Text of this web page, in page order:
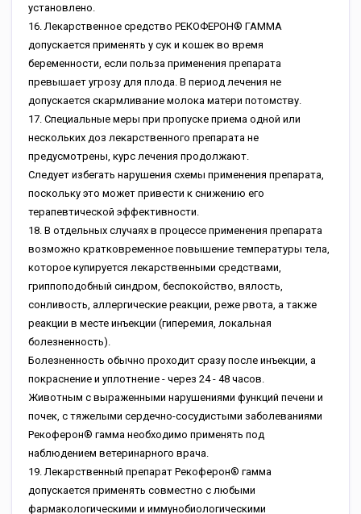
установлено.
16. Лекарственное средство РЕКОФЕРОН® ГАММА
допускается применять у сук и кошек во время
беременности, если польза применения препарата
превышает угрозу для плода. В период лечения не
допускается скармливание молока матери потомству.
17. Специальные меры при пропуске приема одной или
нескольких доз лекарственного препарата не
предусмотрены, курс лечения продолжают.
Следует избегать нарушения схемы применения препарата,
поскольку это может привести к снижению его
терапевтической эффективности.
18. В отдельных случаях в процессе применения препарата
возможно кратковременное повышение температуры тела,
которое купируется лекарственными средствами,
гриппоподобный синдром, беспокойство, вялость,
сонливость, аллергические реакции, реже рвота, а также
реакции в месте инъекции (гиперемия, локальная
болезненность).
Болезненность обычно проходит сразу после инъекции, а
покраснение и уплотнение - через 24 - 48 часов.
Животным с выраженными нарушениями функций печени и
почек, с тяжелыми сердечно-сосудистыми заболеваниями
Рекоферон® гамма необходимо применять под
наблюдением ветеринарного врача.
19. Лекарственный препарат Рекоферон® гамма
допускается применять совместно с любыми
фармакологическими и иммунобиологическими